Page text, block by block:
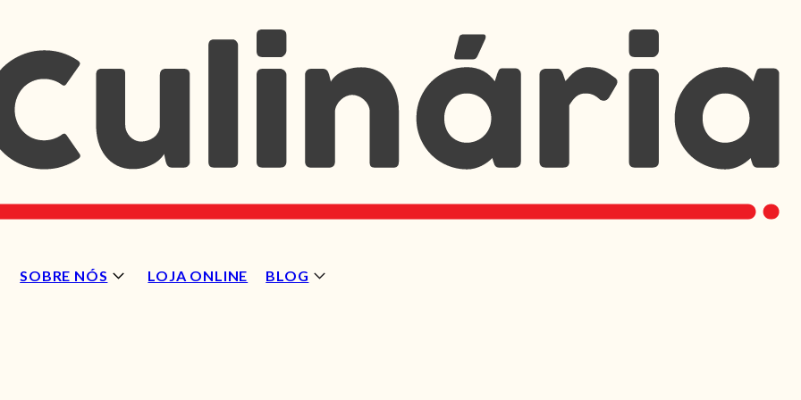
SOBRE NÓS LOJA ONLINE BLOG